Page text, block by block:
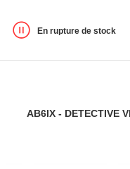
En rupture de stock
AB6IX - DETECTIVE